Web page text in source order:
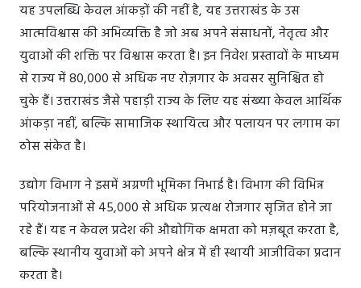
यह उपलब्धि केवल आंकड़ों की नहीं है, यह उत्तराखंड के उस
आत्मविश्वास की अभिव्यक्ति है जो अब अपने संसाधनों, नेतृत्व और
युवाओं की शक्ति पर विश्वास करता है। इन निवेश प्रस्तावों के माध्यम
से राज्य में 80,000 से अधिक नए रोज़गार के अवसर सुनिश्चित हो
चुके हैं। उत्तराखंड जैसे पहाड़ी राज्य के लिए यह संख्या केवल आर्थिक
आंकड़ा नहीं, बल्कि सामाजिक स्थायित्व और पलायन पर लगाम का
ठोस संकेत है।
उद्योग विभाग ने इसमें अग्रणी भूमिका निभाई है। विभाग की विभिन्न
परियोजनाओं से 45,000 से अधिक प्रत्यक्ष रोजगार सृजित होने जा
रहे हैं। यह न केवल प्रदेश की औद्योगिक क्षमता को मज़बूत करता है,
बल्कि स्थानीय युवाओं को अपने क्षेत्र में ही स्थायी आजीविका प्रदान
करता है।